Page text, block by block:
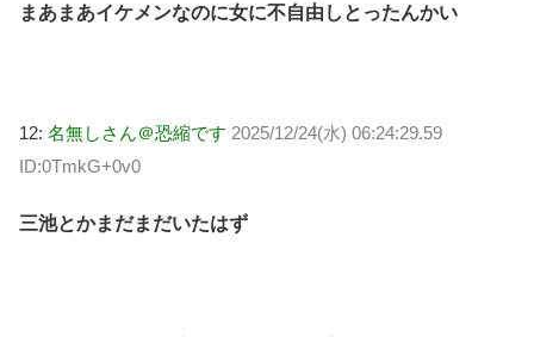
まあまあイケメンなのに女に不自由しとったんかい
12: 名無しさん＠恐縮です 2025/12/24(水) 06:24:29.59
ID:0TmkG+0v0
三池とかまだまだいたはず